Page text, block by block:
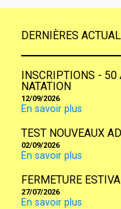
DERNIÈRES
INSCRIPTIONS - 50
NATATION
12/09/2026
En savoir plus
TEST NOUVEAUX
02/09/2026
En savoir plus
FERMETURE
27/07/2026
En savoir plus